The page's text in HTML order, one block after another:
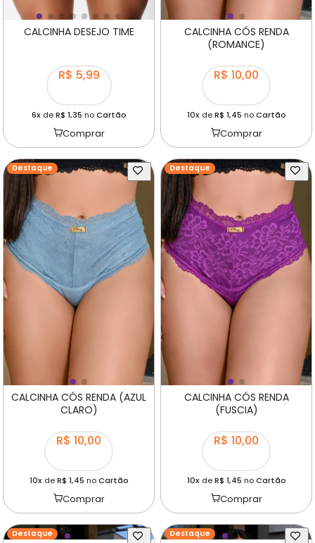
CALCINHA DESEJO TIME
R$ 5,99
6xdeR$ 1,35 noCartão
Comprar
CALCINHA CÓS RENDA
(ROMANCE)
R$ 10,00
10xdeR$ 1,45 noCartão
Comprar
Destaque
CALCINHA CÓS RENDA (AZUL
CLARO)
R$ 10,00
10xdeR$ 1,45 noCartão
Comprar
Destaque
CALCINHA CÓS RENDA
(FUSCIA)
R$ 10,00
10xdeR$ 1,45 noCartão
Comprar
Destaque Destaque